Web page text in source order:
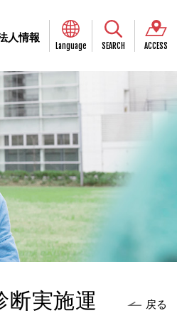
人情報
Language SEARCH ACCESS
断実施運
戻る